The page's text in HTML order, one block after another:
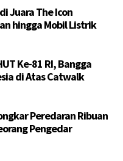
Juara The Icon
hingga Mobil Listrik
Ke-81 RI, Bangga
di Atas Catwalk
Peredaran Ribuan
Pengedar